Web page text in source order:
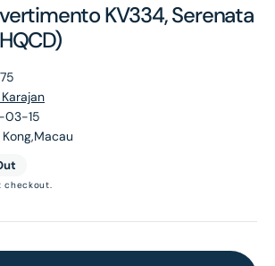
KV334, Serenata
03-15
checkout.